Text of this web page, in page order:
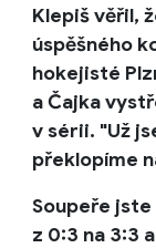
Klepiš věřil,
úspěšného
hokejisté
a Čajka
v sérii. "Už
překlopíme
Soupeře
z 0:3 na 3:3